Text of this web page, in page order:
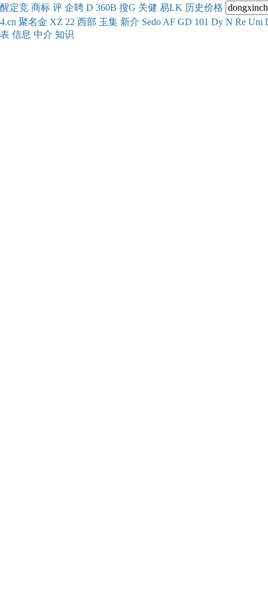
醒定竞 商标 评 企聘 D 360B 搜G 关健 易LK 历史价格
4.cn 聚名金 XZ 22 西部 玉集 新介 Sedo AF GD 101 Dy N Re Uni
表 信息 中介 知识